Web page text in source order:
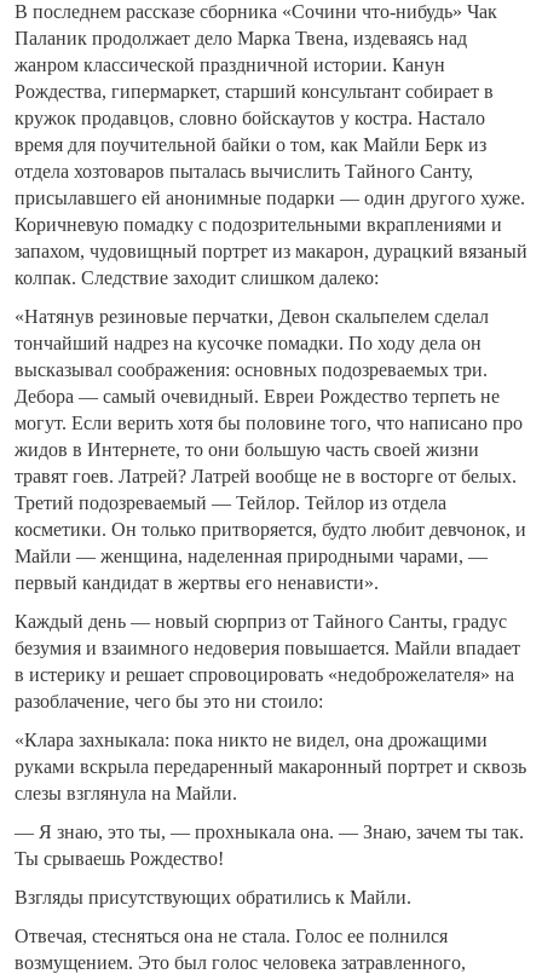
В последнем рассказе сборника «Сочини что-нибудь» Чак
Паланик продолжает дело Марка Твена, издеваясь над
жанром классической праздничной истории. Канун
Рождества, гипермаркет, старший консультант собирает в
кружок продавцов, словно бойскаутов у костра. Настало
время для поучительной байки о том, как Майли Берк из
отдела хозтоваров пыталась вычислить Тайного Санту,
присылавшего ей анонимные подарки — один другого хуже.
Коричневую помадку с подозрительными вкраплениями и
запахом, чудовищный портрет из макарон, дурацкий вязаный
колпак. Следствие заходит слишком далеко:
«Натянув резиновые перчатки, Девон скальпелем сделал
тончайший надрез на кусочке помадки. По ходу дела он
высказывал соображения: основных подозреваемых три.
Дебора — самый очевидный. Евреи Рождество терпеть не
могут. Если верить хотя бы половине того, что написано про
жидов в Интернете, то они большую часть своей жизни
травят гоев. Латрей? Латрей вообще не в восторге от белых.
Третий подозреваемый — Тейлор. Тейлор из отдела
косметики. Он только притворяется, будто любит девчонок, и
Майли — женщина, наделенная природными чарами, —
первый кандидат в жертвы его ненависти».
Каждый день — новый сюрприз от Тайного Санты, градус
безумия и взаимного недоверия повышается. Майли впадает
в истерику и решает спровоцировать «недоброжелателя» на
разоблачение, чего бы это ни стоило:
«Клара захныкала: пока никто не видел, она дрожащими
руками вскрыла передаренный макаронный портрет и сквозь
слезы взглянула на Майли.
— Я знаю, это ты, — прохныкала она. — Знаю, зачем ты так.
Ты срываешь Рождество!
Взгляды присутствующих обратились к Майли.
Отвечая, стесняться она не стала. Голос ее полнился
возмущением. Это был голос человека затравленного,